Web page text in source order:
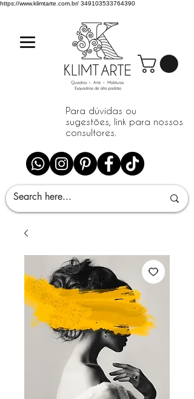
https://www.klimtarte.com.br/ 349103533764390
Para dúvidas ou
sugestões, link para nossos
consultores.